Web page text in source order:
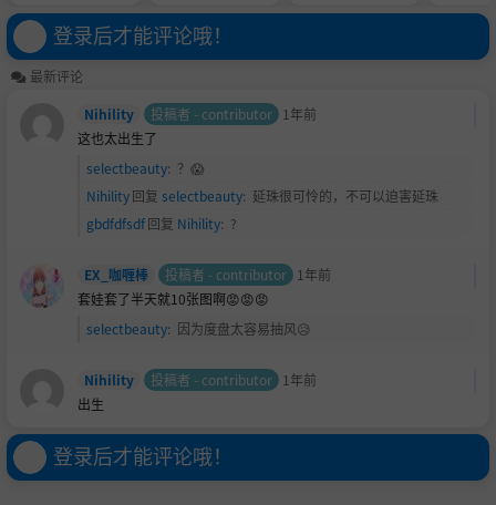
語） (FANBOX)
登录后才能评论哦！
最新评论
Nihility
投稿者 - contributor
1年前
这也太出生了
selectbeauty: ？😱
Nihility回复 selectbeauty: 延珠很可怜的，不可以迫害延珠
gbdfdfsdf回复 Nihility: ?
EX_咖喱棒 投稿者 - contributor
1年前
套娃套了半天就10张图啊😡😡😡
selectbeauty: 因为度盘太容易抽风😥
Nihility 投稿者 - contributor
1年前
出生
登录后才能评论哦！